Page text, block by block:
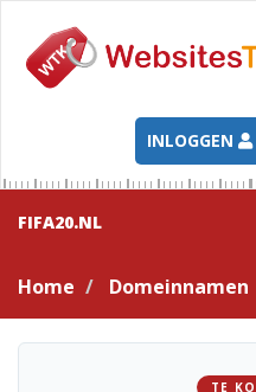
INLOGGEN
FIFA20.NL
Home Domeinnamen
TE